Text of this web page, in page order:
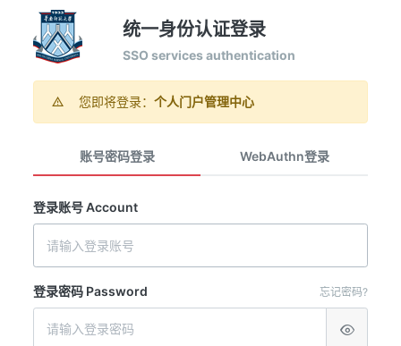
统一身份认证登录
SSO services authentication
您即将登录： 个人门户管理中心
账号密码登录 WebAuthn登录
登录账号 Account
忘记密码?
登录密码 Password